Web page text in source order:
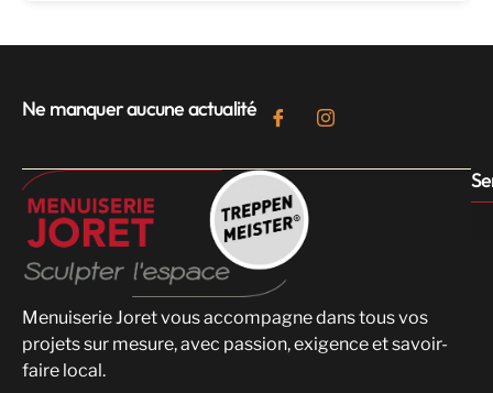
Ne manquer aucune actualité
Menuiserie Joret vous accompagne dans tous vos
projets sur mesure, avec passion, exigence et savoir-
faire local.